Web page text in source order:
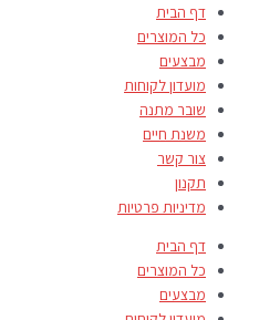
דף הבית
כל המוצרים
מבצעים
מועדון לקוחות
שובר מתנה
משנת חיים
צור קשר
תקנון
מדיניות פרטיות
דף הבית
כל המוצרים
מבצעים